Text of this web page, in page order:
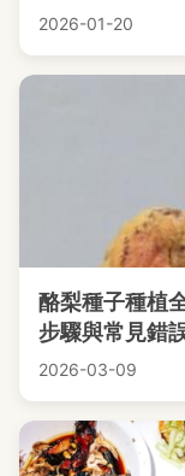
2026-01-20
酪梨種子種植
步驟與常見錯
2026-03-09